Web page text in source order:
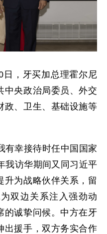
日，牙买加总理霍尔尼
中央政治局委员、外交
政、卫生、基础设施等
有幸接待时任中国国家
我访华期间又同习近平
升为战略伙伴关系，留
双边关系注入强劲动
的诚挚问候。中方在牙
出援手，双方务实合作